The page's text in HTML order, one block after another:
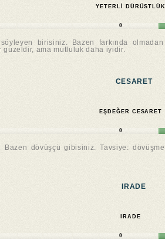
YETERLI DÜRÜSTLÜK
0
birisiniz. Bazen farkında
ama mutluluk daha iyidir.
CESARET
EŞDEĞER CESARET
0
dövüşçü gibisiniz. Tavsiye:
IRADE
IRADE
0